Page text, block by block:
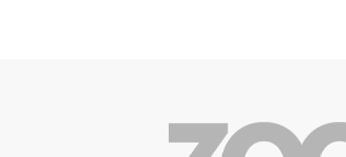
мало: масло полезно, но